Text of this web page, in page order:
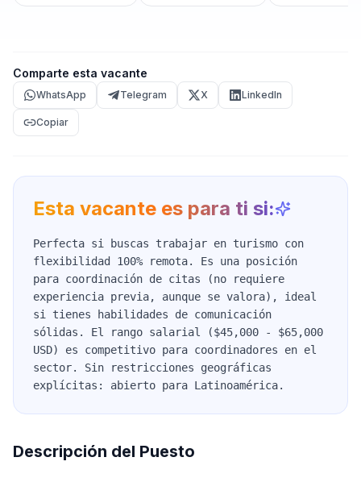
Comparte esta vacante
WhatsApp Telegram X LinkedIn
Copiar
Esta vacante es para ti si:
Perfecta si buscas trabajar en turismo con
flexibilidad 100% remota. Es una posición
para coordinación de citas (no requiere
experiencia previa, aunque se valora), ideal
si tienes habilidades de comunicación
sólidas. El rango salarial ($45,000 - $65,000
USD) es competitivo para coordinadores en el
sector. Sin restricciones geográficas
explícitas: abierto para Latinoamérica.
Descripción del Puesto